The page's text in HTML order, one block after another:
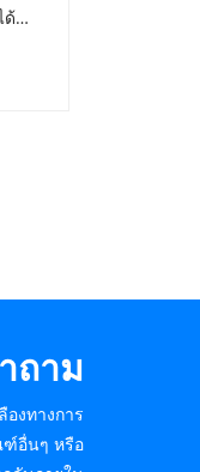
ด้
ฑ์
ถาม
งทางการ
ฑ์อื่นๆ หรือ